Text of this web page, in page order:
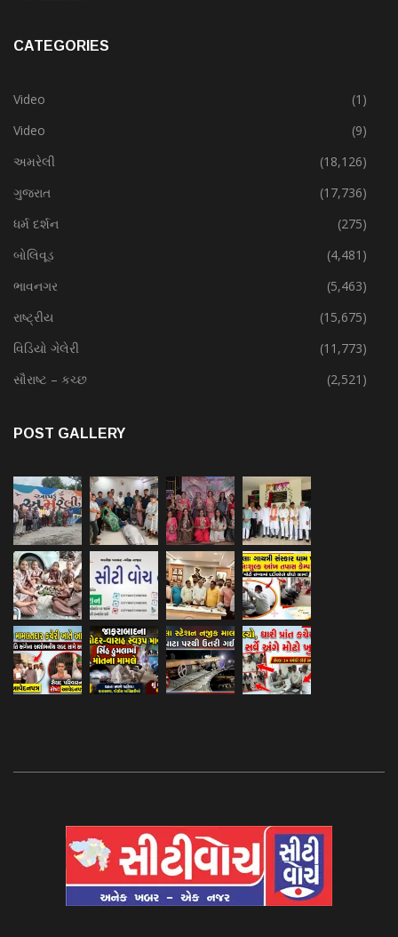
CATEGORIES
Video
(1)
Video
(9)
અમરેલી
(18,126)
ગુજરાત
(17,736)
ધર્મ દર્શન
(275)
બોલિવૂડ
(4,481)
ભાવનગર
(5,463)
રાષ્ટ્રીય
(15,675)
વિડિયો ગેલેરી
(11,773)
સૌરાષ્ટ – કચ્છ
(2,521)
POST GALLERY